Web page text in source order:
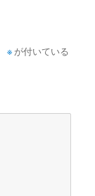
※が付いている